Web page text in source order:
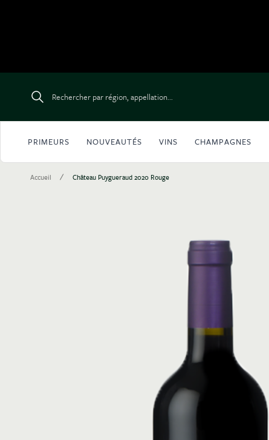
Rechercher par région, appellation...
PRIMEURS NOUVEAUTÉS VINS CHAMPAGNES
Accueil / Château Puygueraud 2020 Rouge